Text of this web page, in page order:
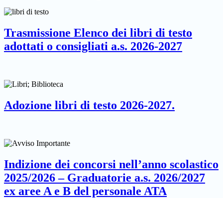
Trasmissione Elenco dei libri di testo
adottati o consigliati a.s. 2026-2027
Adozione libri di testo 2026-2027.
Indizione dei concorsi nell’anno scolastico
2025/2026 – Graduatorie a.s. 2026/2027
ex aree A e B del personale ATA